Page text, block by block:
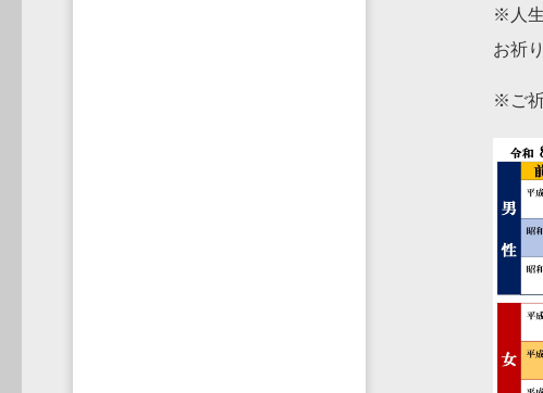
※人
お祈
※ご